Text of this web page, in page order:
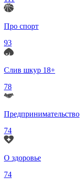
Про спорт
93
Слив шкур 18+
78
Предпринимательство
74
О здоровье
74